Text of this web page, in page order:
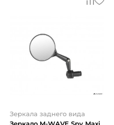
Зеркала заднего вида
Зеркало M-WAVE Spy Maxi